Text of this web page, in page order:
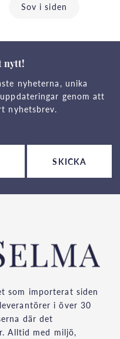
Sov i siden
nytt!
nyheterna, unika
genom att
nyhetsbrev.
SKICKA
som importerat siden
i över 30
där det
Alltid med miljö,